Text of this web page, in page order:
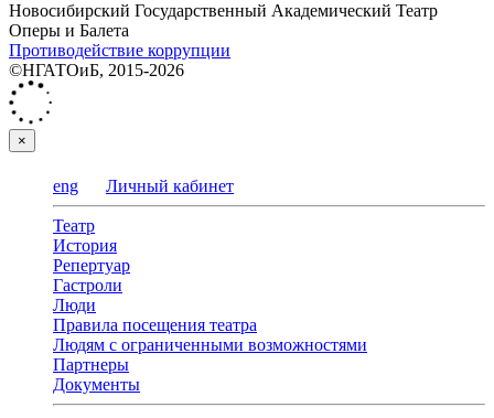
Новосибирский Государственный Академический Театр
Оперы и Балета
Противодействие коррупции
©НГАТОиБ, 2015-2026
×
eng Личный кабинет
Театр
История
Репертуар
Гастроли
Люди
Правила посещения театра
Людям с ограниченными возможностями
Партнеры
Документы